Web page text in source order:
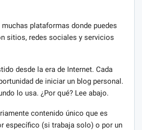
plataformas donde puedes
sitios, redes sociales y servicios
desde la era de Internet. Cada
de iniciar un blog personal.
lo usa. ¿Por qué? Lee abajo.
contenido único que es
específico (si trabaja solo) o por un